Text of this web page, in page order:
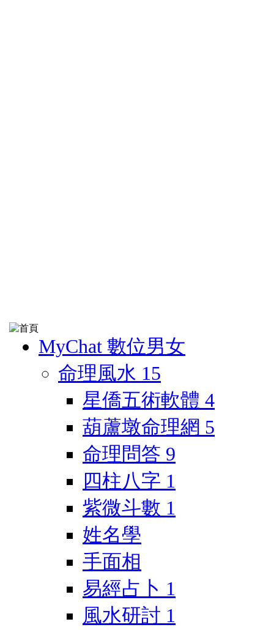
MyChat 數位男女
命理風水 15
星僑五術軟體 4
葫蘆墩命理網 5
命理問答 9
四柱八字 1
紫微斗數 1
姓名學
手面相
易經占卜 1
風水研討 1